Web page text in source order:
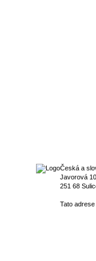
Česká a
Javorová
251 68
Tato